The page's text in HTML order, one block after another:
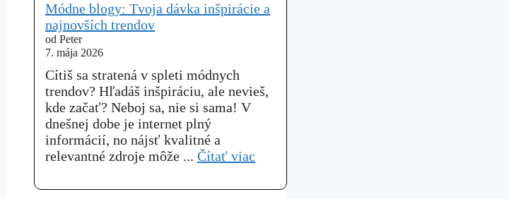
Módne blogy: Tvoja dávka inšpirácie a
najnovších trendov
od Peter
7. mája 2026
Cítiš sa stratená v spleti módnych
trendov? Hľadáš inšpiráciu, ale nevieš,
kde začať? Neboj sa, nie si sama! V
dnešnej dobe je internet plný
informácií, no nájsť kvalitné a
relevantné zdroje môže ... Čítať viac